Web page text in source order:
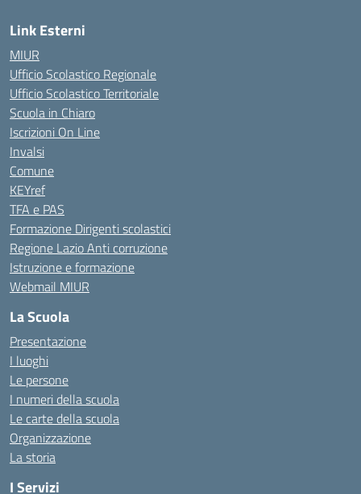
Link Esterni
MIUR
Ufficio Scolastico Regionale
Ufficio Scolastico Territoriale
Scuola in Chiaro
Iscrizioni On Line
Invalsi
Comune
KEYref
TFA e PAS
Formazione Dirigenti scolastici
Regione Lazio Anti corruzione
Istruzione e formazione
Webmail MIUR
La Scuola
Presentazione
I luoghi
Le persone
I numeri della scuola
Le carte della scuola
Organizzazione
La storia
I Servizi